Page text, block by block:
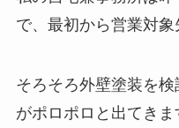
で、最初から営業対象
そろそろ外壁塗装を
がポロポロと出てきま